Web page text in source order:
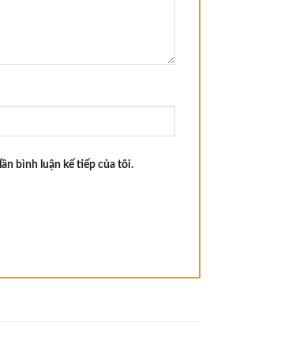
bình luận kế tiếp của tôi.